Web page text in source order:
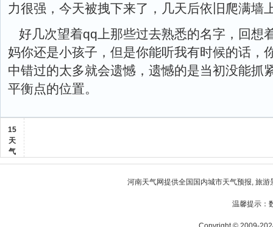
力很强，今天被拽下来了，几天后依旧爬满墙
好几次望着qq上那些过去熟悉的名字，回想
妈你还是小孩子，但是你能听我有时候的话，
中错过的太多就会遗憾，遗憾的是当初没能抓
平衡点的位置。
15
天
气
河南天气网提供全国国内城市天气预报, 旅游
温馨提示：